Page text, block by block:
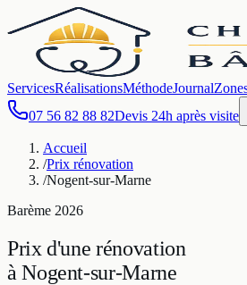
ServicesRéalisationsMéthodeJournal
07 56 82 88 82Devis 24h après visite
Accueil
/Prix rénovation
/Nogent-sur-Marne
Barème 2026
Prix d'une rénovation
àNogent-sur-Marne